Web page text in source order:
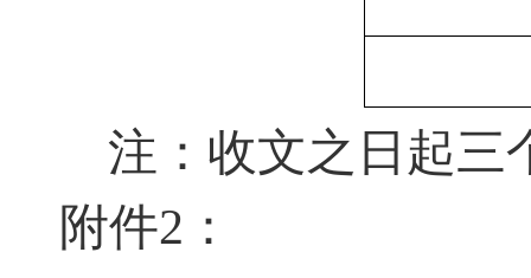
注：收文之日起三
附件2：